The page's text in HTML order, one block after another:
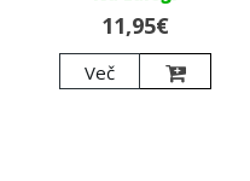
11,95€
Več